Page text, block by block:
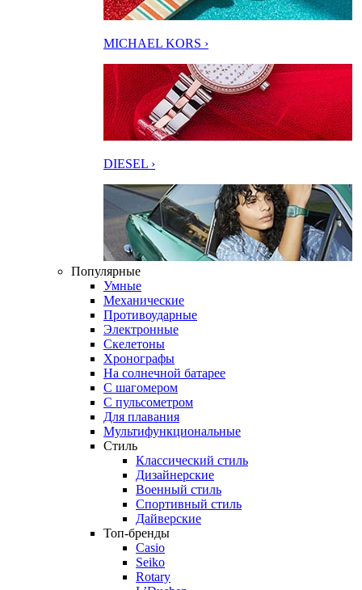
MICHAEL KORS ›
DIESEL ›
Популярные
Умные
Механические
Противоударные
Электронные
Скелетоны
Хронографы
На солнечной батарее
С шагомером
С пульсометром
Для плавания
Мультифункциональные
Стиль
Классический стиль
Дизайнерские
Военный стиль
Спортивный стиль
Дайверские
Топ-бренды
Casio
Seiko
Rotary